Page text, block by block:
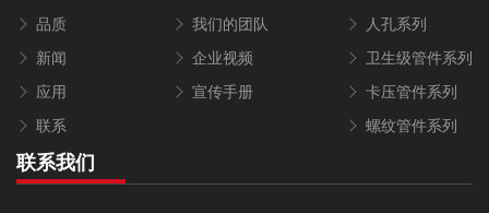
品质
新闻
应用
联系
我们的团队
企业视频
宣传手册
人孔系列
卫生级管件系列
卡压管件系列
螺纹管件系列
联系我们